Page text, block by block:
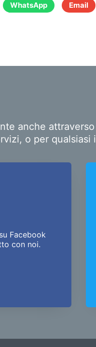
WhatsApp Email
anche
o per
Facebook
con noi.